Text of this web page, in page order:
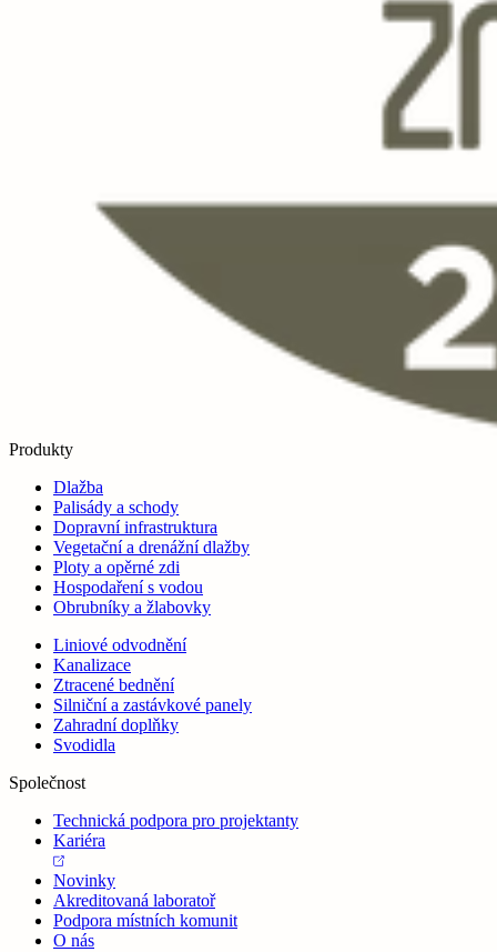
Produkty
Dlažba
Palisády a schody
Dopravní infrastruktura
Vegetační a drenážní dlažby
Ploty a opěrné zdi
Hospodaření s vodou
Obrubníky a žlabovky
Liniové odvodnění
Kanalizace
Ztracené bednění
Silniční a zastávkové panely
Zahradní doplňky
Svodidla
Společnost
Technická podpora pro projektanty
Kariéra
Novinky
Akreditovaná laboratoř
Podpora místních komunit
O nás